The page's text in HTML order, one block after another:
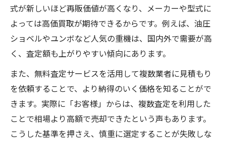
式が新しいほど再販価値が高くなり、メーカーや型式に
よっては高価買取が期待できるからです。例えば、油圧
ショベルやユンボなど人気の重機は、国内外で需要が高
く、査定額も上がりやすい傾向にあります。
また、無料査定サービスを活用して複数業者に見積もり
を依頼することで、より納得のいく価格を知ることがで
きます。実際に「お客様」からは、複数査定を利用した
ことで相場より高額で売却できたという声もあります。
こうした基準を押さえ、慎重に選定することが失敗しな